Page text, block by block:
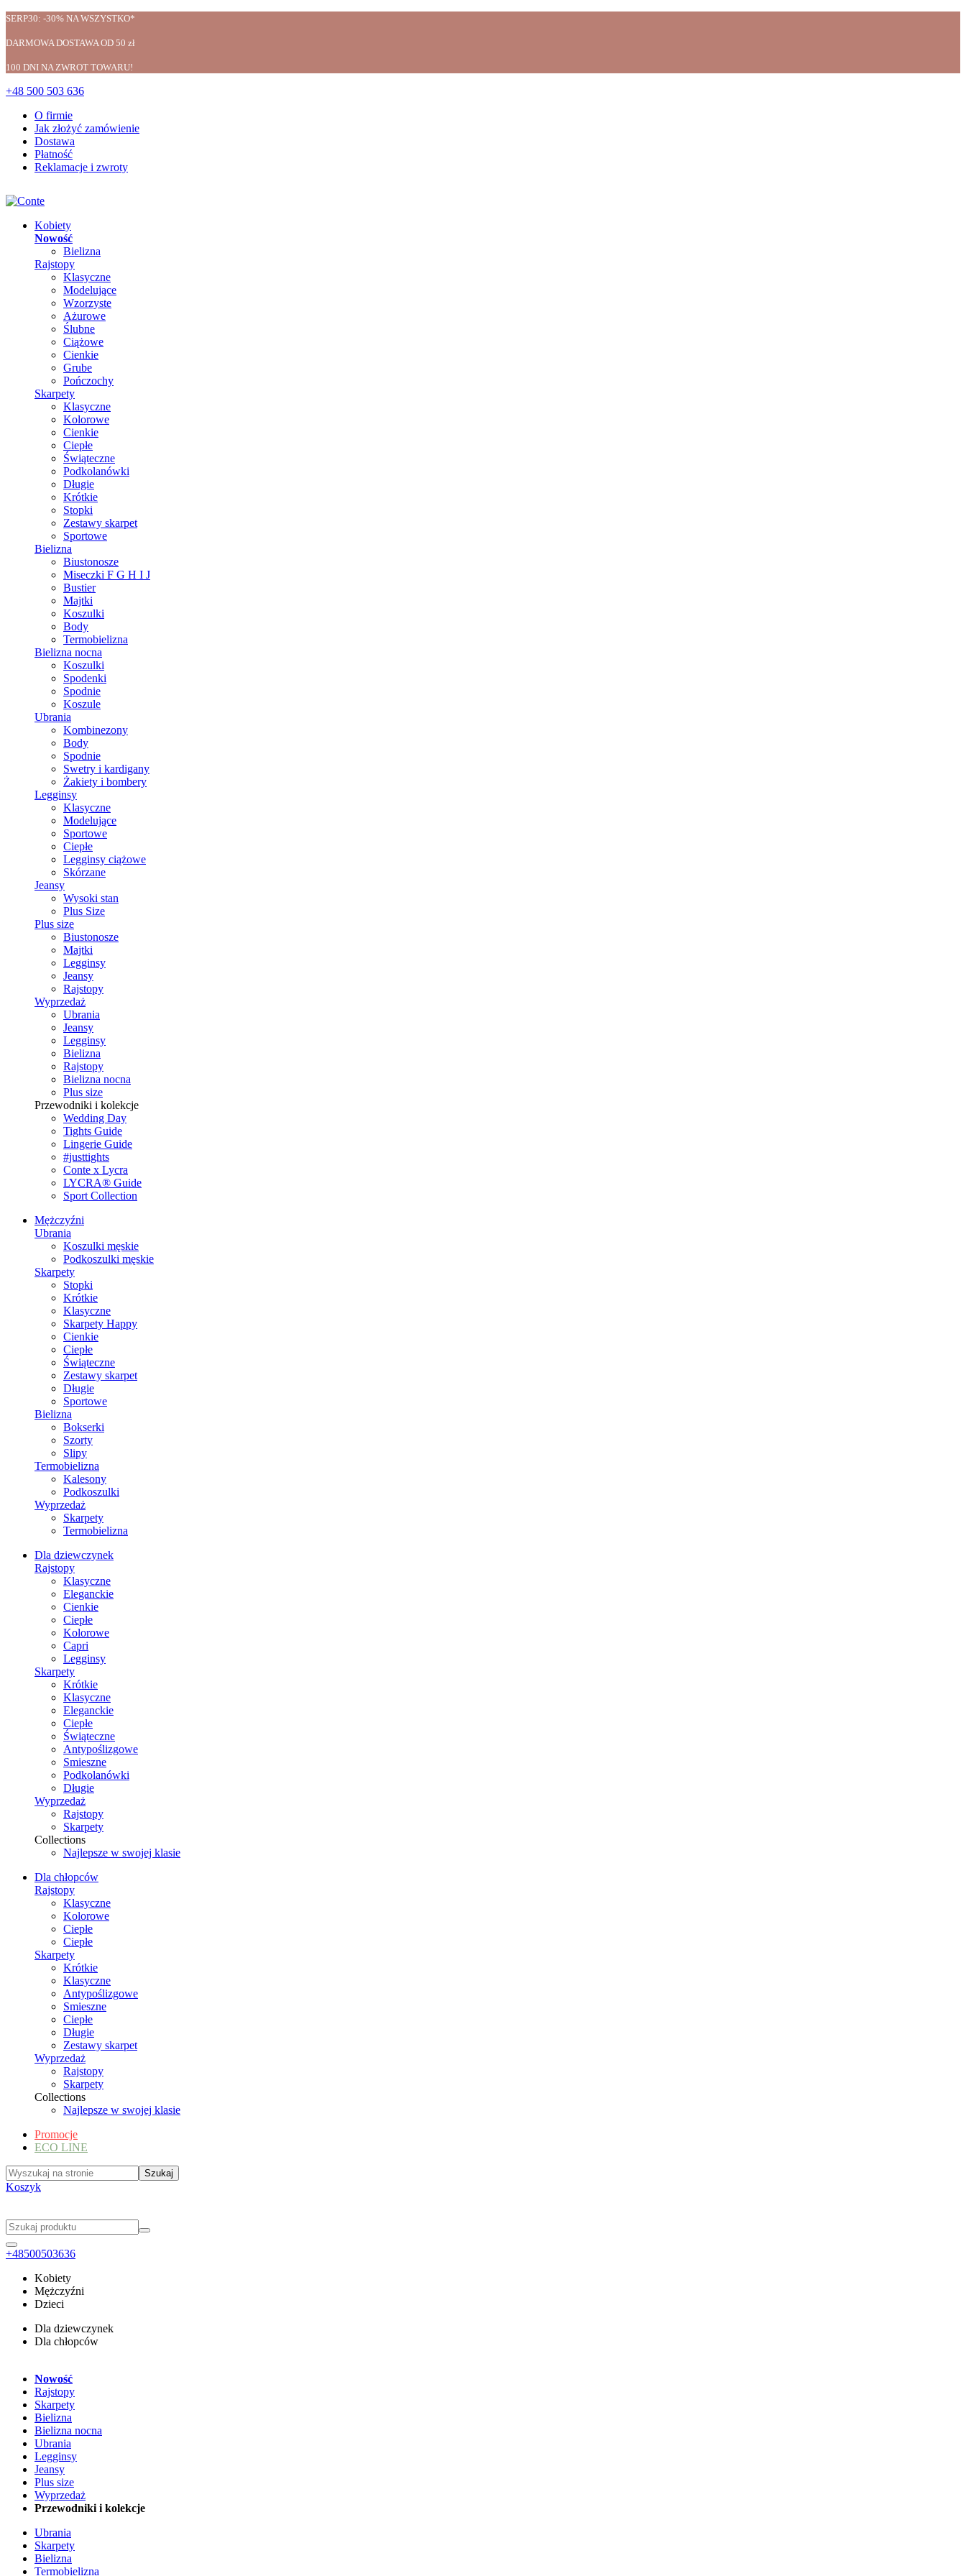
SERP30: -30% NA WSZYSTKO*
DARMOWA DOSTAWA OD 50 zł
100 DNI NA ZWROT TOWARU!
+48 500 503 636
O firmie
Jak złożyć zamówienie
Dostawa
Płatność
Reklamacje i zwroty
Kobiety
Nowość
Bielizna
Rajstopy
Klasyczne
Modelujące
Wzorzyste
Ażurowe
Ślubne
Ciążowe
Cienkie
Grube
Pończochy
Skarpety
Klasyczne
Kolorowe
Cienkie
Ciepłe
Świąteczne
Podkolanówki
Długie
Krótkie
Stopki
Zestawy skarpet
Sportowe
Bielizna
Biustonosze
Miseczki F G H I J
Bustier
Majtki
Koszulki
Body
Termobielizna
Bielizna nocna
Koszulki
Spodenki
Spodnie
Koszule
Ubrania
Kombinezony
Body
Spodnie
Swetry i kardigany
Żakiety i bombery
Legginsy
Klasyczne
Modelujące
Sportowe
Ciepłe
Legginsy ciążowe
Skórzane
Jeansy
Wysoki stan
Plus Size
Plus size
Biustonosze
Majtki
Legginsy
Jeansy
Rajstopy
Wyprzedaż
Ubrania
Jeansy
Legginsy
Bielizna
Rajstopy
Bielizna nocna
Plus size
Przewodniki i kolekcje
Wedding Day
Tights Guide
Lingerie Guide
#justtights
Conte x Lycra
LYCRA® Guide
Sport Сollection
Mężczyźni
Ubrania
Koszulki męskie
Podkoszulki męskie
Skarpety
Stopki
Krótkie
Klasyczne
Skarpety Happy
Cienkie
Ciepłe
Świąteczne
Zestawy skarpet
Długie
Sportowe
Bielizna
Bokserki
Szorty
Slipy
Termobielizna
Kalesony
Podkoszulki
Wyprzedaż
Skarpety
Termobielizna
Dla dziewczynek
Rajstopy
Klasyczne
Eleganckie
Cienkie
Ciepłe
Kolorowe
Capri
Legginsy
Skarpety
Krótkie
Klasyczne
Eleganckie
Ciepłe
Świąteczne
Antypoślizgowe
Smieszne
Podkolanówki
Długie
Wyprzedaż
Rajstopy
Skarpety
Collections
Najlepsze w swojej klasie
Dla chłopców
Rajstopy
Klasyczne
Kolorowe
Ciepłe
Ciepłe
Skarpety
Krótkie
Klasyczne
Antypoślizgowe
Smieszne
Ciepłe
Długie
Zestawy skarpet
Wyprzedaż
Rajstopy
Skarpety
Collections
Najlepsze w swojej klasie
Promocje
ECO LINE
Koszyk
+48500503636
Kobiety
Mężczyźni
Dzieci
Dla dziewczynek
Dla chłopców
Nowość
Rajstopy
Skarpety
Bielizna
Bielizna nocna
Ubrania
Legginsy
Jeansy
Plus size
Wyprzedaż
Przewodniki i kolekcje
Ubrania
Skarpety
Bielizna
Termobielizna